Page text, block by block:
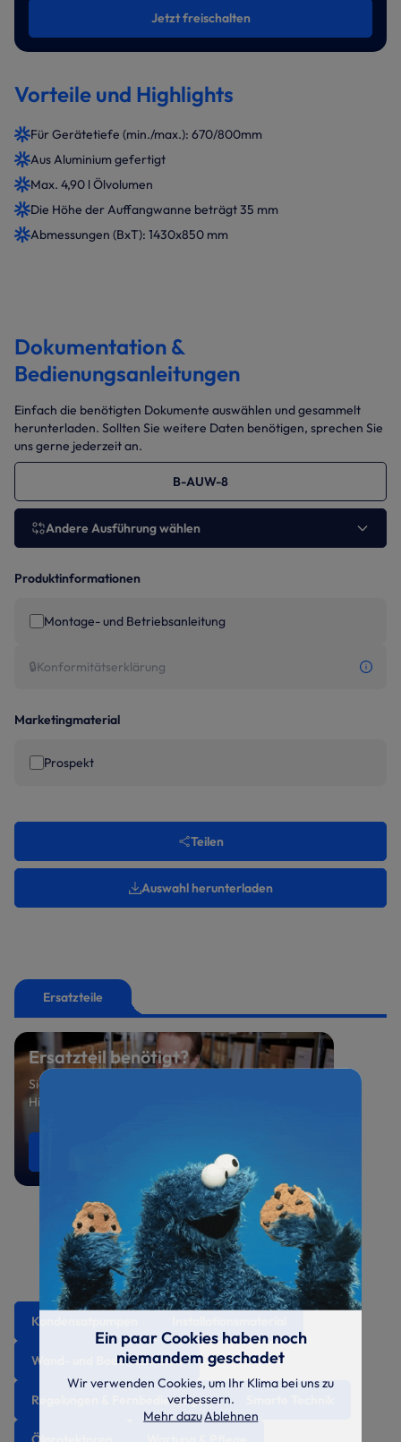
Jetzt freischalten
Vorteile und Highlights
Für Gerätetiefe (min./max.): 670/800mm
Aus Aluminium gefertigt
Max. 4,90 l Ölvolumen
Die Höhe der Auffangwanne beträgt 35 mm
Abmessungen (BxT): 1430x850 mm
Dokumentation &
Bedienungsanleitungen
Einfach die benötigten Dokumente auswählen und gesammelt
herunterladen. Sollten Sie weitere Daten benötigen, sprechen Sie
uns gerne jederzeit an.
B-AUW-8
Andere Ausführung wählen
Produktinformationen
Montage- und Betriebsanleitung
🔒Konformitätserklärung
Marketingmaterial
Prospekt
Teilen
Auswahl herunterladen
Ersatzteile
Ersatzteil benötigt?
Sie suchen ein spezielles Ersatzteil oder benötigen
Hilfe bei der Auswahl? Sprechen Sie uns an.
0521 800 699-47
Kondensatpumpen
Wand- und Bodenkonsolen
Regelungen & Fernbedienungen
Ein paar Cookies haben noch
niemandem geschadet
Wir verwenden Cookies, um Ihr Klima bei uns zu
verbessern.
Mehr dazuAblehnen